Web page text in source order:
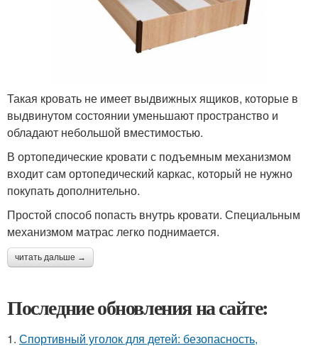
Такая кровать не имеет выдвижных ящиков, которые в
выдвинутом состоянии уменьшают пространство и
обладают небольшой вместимостью.
В ортопедические кровати с подъемным механизмом
входит сам ортопедический каркас, который не нужно
покупать дополнительно.
Простой способ попасть внутрь кровати. Специальным
механизмом матрас легко поднимается.
читать дальше →
Последние обновления на сайте:
1. Спортивный уголок для детей: безопасность,